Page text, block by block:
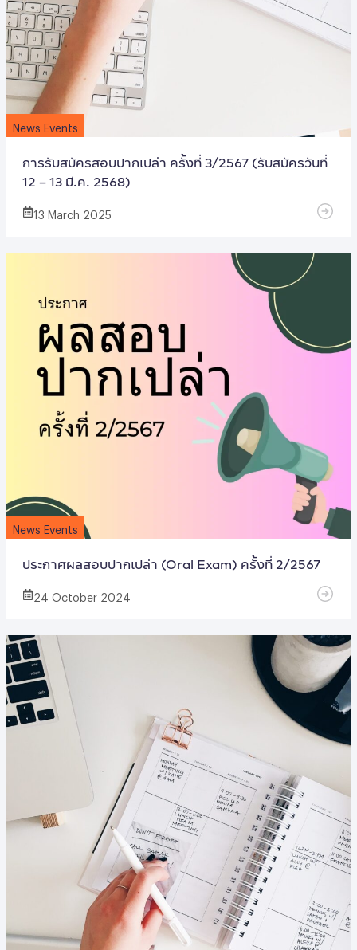
News Events
การรับสมัครสอบปากเปล่า ครั้งที่ 3/2567 (รับสมัครวันที่
12 – 13 มี.ค. 2568)
13 March 2025
News Events
ประกาศผลสอบปากเปล่า (Oral Exam) ครั้งที่ 2/2567
24 October 2024